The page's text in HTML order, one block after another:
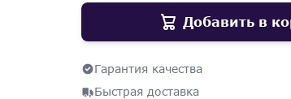
Добавить в
Гарантия качества
Быстрая доставка